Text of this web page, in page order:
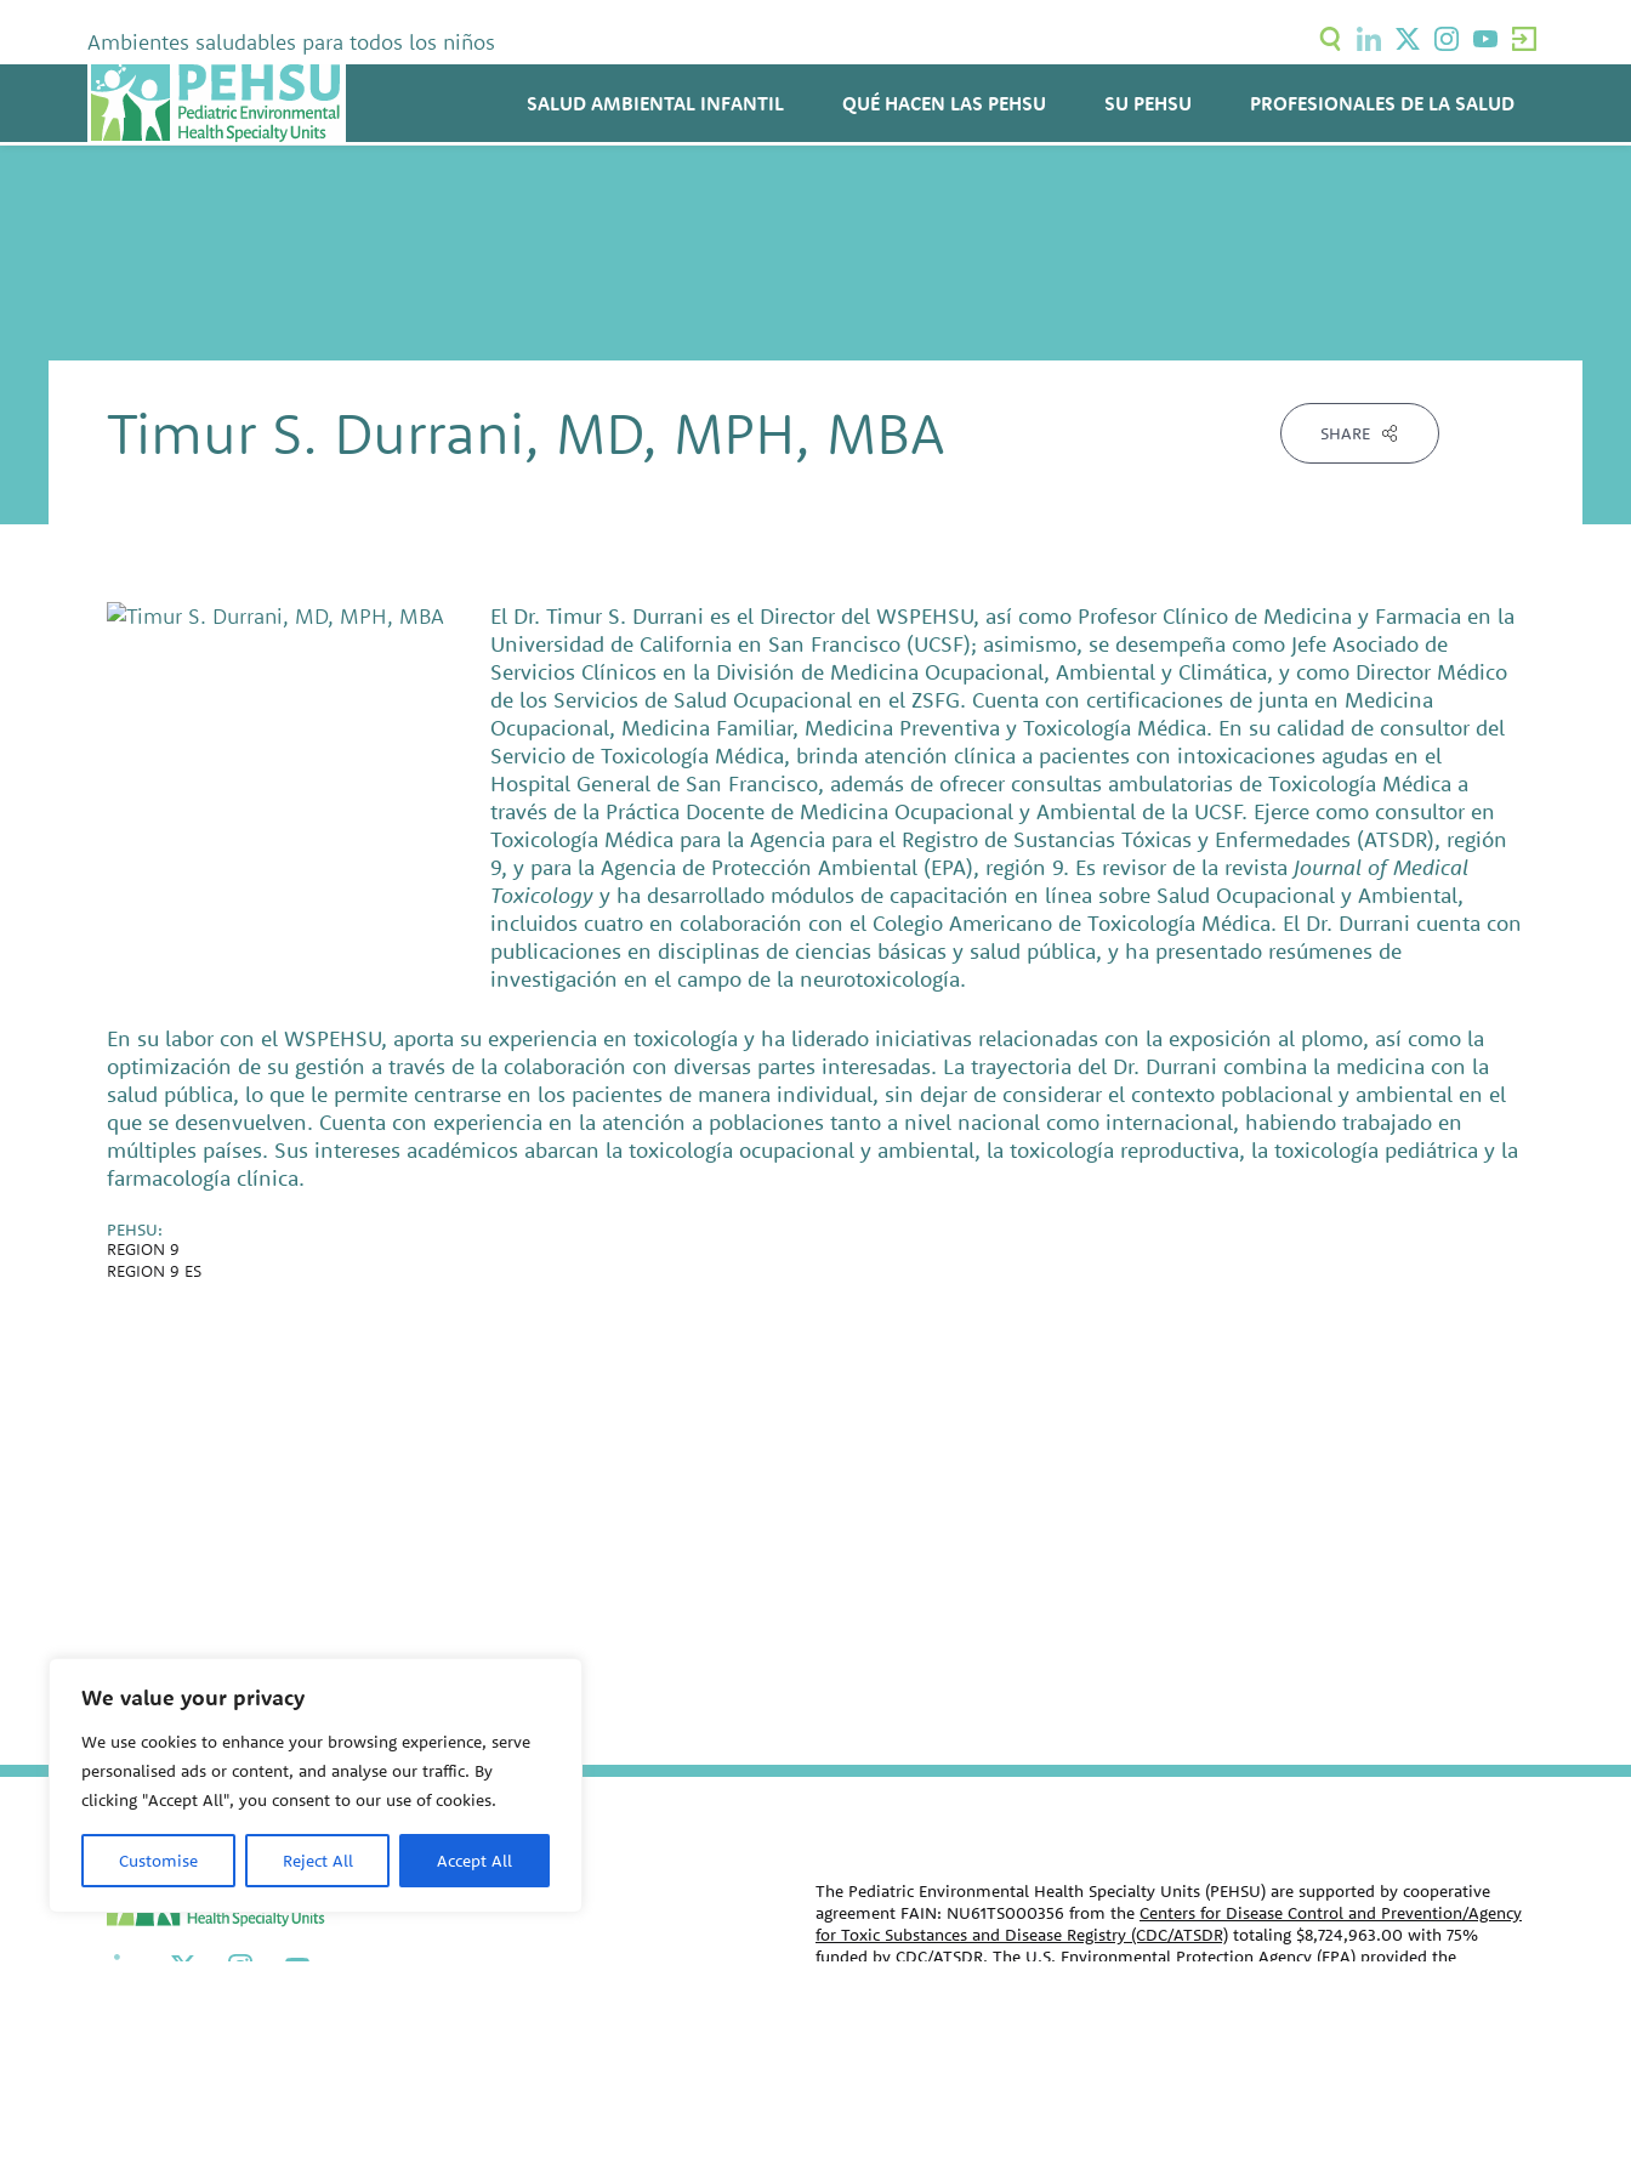
We value your privacy
We use cookies to enhance your browsing experience, serve
personalised ads or content, and analyse our traffic. By
clicking "Accept All", you consent to our use of cookies.
Customise Reject All Accept All
content
Ambientes saludables para todos los niños
PEHSU
SALUD AMBIENTAL INFANTIL QUÉ HACEN LAS PEHSU SU PEHSU PROFESIONALES DE LA SALUD
Timur S. Durrani, MD, MPH, MBA SHARE
El Dr. Timur S. Durrani es el Director del WSPEHSU, así como Profesor Clínico de Medicina y Farmacia en la
Universidad de California en San Francisco (UCSF); asimismo, se desempeña como Jefe Asociado de
Servicios Clínicos en la División de Medicina Ocupacional, Ambiental y Climática, y como Director Médico
de los Servicios de Salud Ocupacional en el ZSFG. Cuenta con certificaciones de junta en Medicina
Ocupacional, Medicina Familiar, Medicina Preventiva y Toxicología Médica. En su calidad de consultor del
Servicio de Toxicología Médica, brinda atención clínica a pacientes con intoxicaciones agudas en el
Hospital General de San Francisco, además de ofrecer consultas ambulatorias de Toxicología Médica a
través de la Práctica Docente de Medicina Ocupacional y Ambiental de la UCSF. Ejerce como consultor en
Toxicología Médica para la Agencia para el Registro de Sustancias Tóxicas y Enfermedades (ATSDR), región
9, y para la Agencia de Protección Ambiental (EPA), región 9. Es revisor de la revista Journal of Medical
Toxicology y ha desarrollado módulos de capacitación en línea sobre Salud Ocupacional y Ambiental,
incluidos cuatro en colaboración con el Colegio Americano de Toxicología Médica. El Dr. Durrani cuenta con
publicaciones en disciplinas de ciencias básicas y salud pública, y ha presentado resúmenes de
investigación en el campo de la neurotoxicología.
En su labor con el WSPEHSU, aporta su experiencia en toxicología y ha liderado iniciativas relacionadas con la exposición al plomo, así como la
optimización de su gestión a través de la colaboración con diversas partes interesadas. La trayectoria del Dr. Durrani combina la medicina con la
salud pública, lo que le permite centrarse en los pacientes de manera individual, sin dejar de considerar el contexto poblacional y ambiental en el
que se desenvuelven. Cuenta con experiencia en la atención a poblaciones tanto a nivel nacional como internacional, habiendo trabajado en
múltiples países. Sus intereses académicos abarcan la toxicología ocupacional y ambiental, la toxicología reproductiva, la toxicología pediátrica y la
farmacología clínica.
PEHSU:
REGION 9
REGION 9 ES
PEHSU
The Pediatric Environmental Health Specialty Units (PEHSU) are supported by cooperative
agreement FAIN: NU61TS000356 from the Centers for Disease Control and Prevention/Agency
for Toxic Substances and Disease Registry (CDC/ATSDR) totaling $8,724,963.00 with 75%
funded by CDC/ATSDR. The U.S. Environmental Protection Agency (EPA) provided the